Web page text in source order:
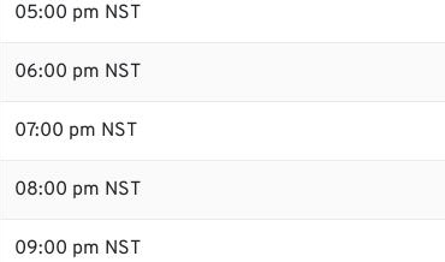
05:00 pm NST
06:00 pm NST
07:00 pm NST
08:00 pm NST
09:00 pm NST